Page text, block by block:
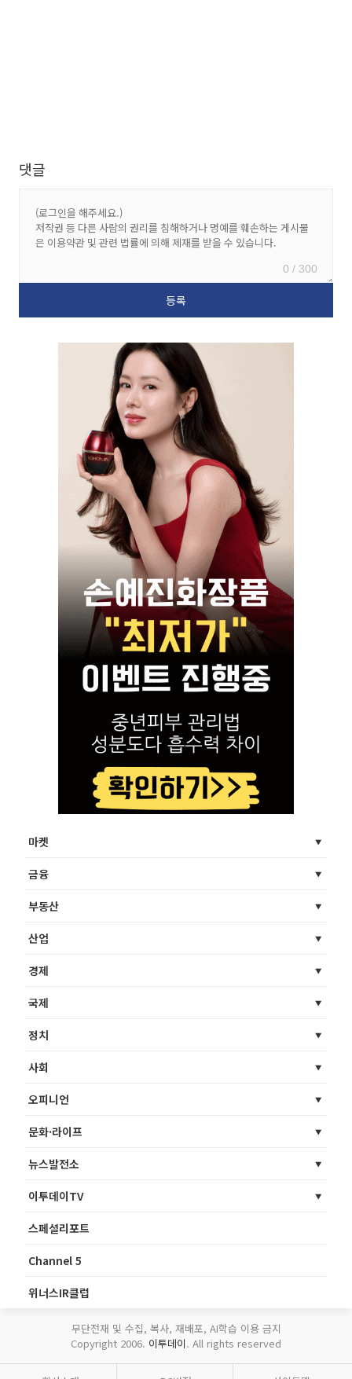
댓글
0 / 300
마켓
금융
부동산
산업
경제
국제
정치
사회
오피니언
문화·라이프
뉴스발전소
이투데이TV
스페셜리포트
Channel 5
위너스IR클럽
무단전재 및 수집, 복사, 재배포, AI학습 이용 금지
Copyright 2006. 이투데이. All rights reserved